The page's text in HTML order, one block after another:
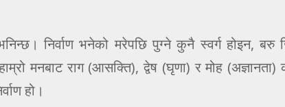
निर्वाण भनेको मरेपछि पुग्ने कुनै स्वर्ग होइन, बरु
मनबाट राग (आसक्ति), द्वेष (घृणा) र मोह
हो।